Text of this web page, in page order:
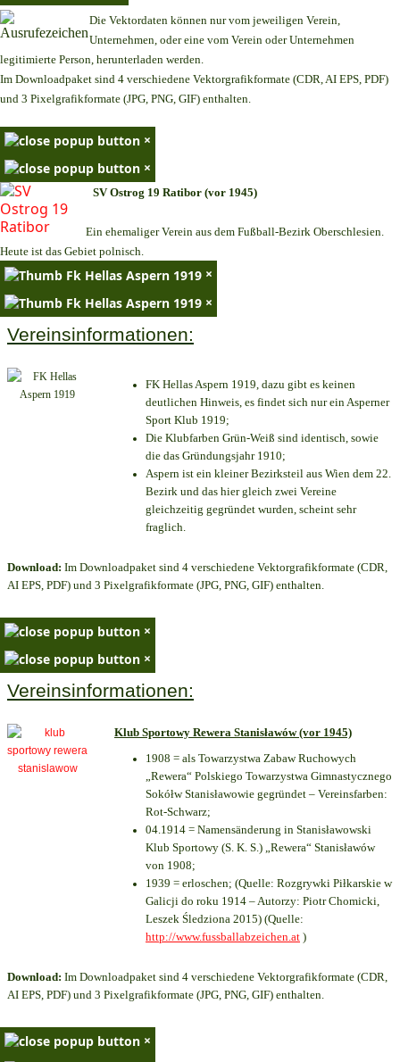
Die Vektordaten können nur vom jeweiligen Verein,
Unternehmen, oder eine vom Verein oder Unternehmen
legitimierte Person, herunterladen werden.
Im Downloadpaket sind 4 verschiedene Vektorgrafikformate (CDR, AI EPS, PDF)
und 3 Pixelgrafikformate (JPG, PNG, GIF) enthalten.
×
×
SV Ostrog 19 Ratibor (vor 1945)
Ein ehemaliger Verein aus dem Fußball-Bezirk Oberschlesien.
Heute ist das Gebiet polnisch.
×
×
Vereinsinformationen:
FK Hellas Aspern 1919, dazu gibt es keinen
deutlichen Hinweis, es findet sich nur ein Asperner
Sport Klub 1919;
Die Klubfarben Grün-Weiß sind identisch, sowie
die das Gründungsjahr 1910;
Aspern ist ein kleiner Bezirksteil aus Wien dem 22.
Bezirk und das hier gleich zwei Vereine
gleichzeitig gegründet wurden, scheint sehr
fraglich.
Download: Im Downloadpaket sind 4 verschiedene Vektorgrafikformate (CDR,
AI EPS, PDF) und 3 Pixelgrafikformate (JPG, PNG, GIF) enthalten.
×
×
Vereinsinformationen:
Klub Sportowy Rewera Stanisławów (vor 1945)
1908 = als Towarzystwa Zabaw Ruchowych
„Rewera“ Polskiego Towarzystwa Gimnastycznego
Sokółw Stanisławowie gegründet – Vereinsfarben:
Rot-Schwarz;
04.1914 = Namensänderung in Stanisławowski
Klub Sportowy (S. K. S.) „Rewera“ Stanisławów
von 1908;
1939 = erloschen; (Quelle: Rozgrywki Piłkarskie w
Galicji do roku 1914 – Autorzy: Piotr Chomicki,
Leszek Śledziona 2015) (Quelle:
http://www.fussballabzeichen.at )
Download: Im Downloadpaket sind 4 verschiedene Vektorgrafikformate (CDR,
AI EPS, PDF) und 3 Pixelgrafikformate (JPG, PNG, GIF) enthalten.
×